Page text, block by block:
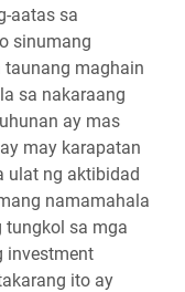
aatas sa
sinumang
maghain
sa nakaraang
ay mas
may karapatan
ulat ng aktibidad
namamahala
tungkol sa mga
investment
ito ay